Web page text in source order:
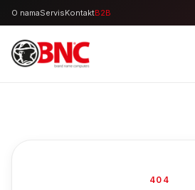
O namaServisKontaktB2B
404